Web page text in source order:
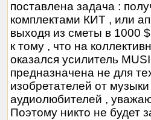
MINIP1: 6AQ5, 2х10 ВтЛамповый усилитель MINIL3:
поставлена задача :
комплектами КИТ , или
выходя из сметы в 1000
к тому , что на
оказался усилитель
предназначена не для
изобретателей от
аудиолюбителей ,
Поэтому никто не будет